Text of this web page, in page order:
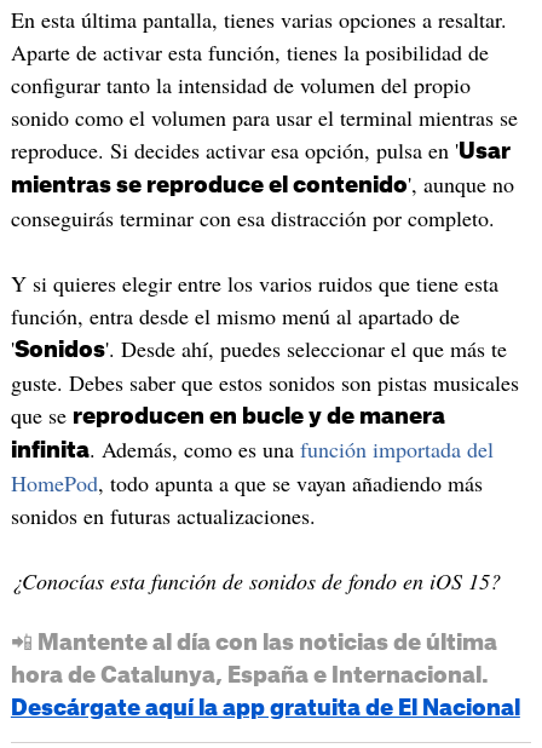
En esta última pantalla, tienes varias opciones a resaltar.
Aparte de activar esta función, tienes la posibilidad de
configurar tanto la intensidad de volumen del propio
sonido como el volumen para usar el terminal mientras se
reproduce. Si decides activar esa opción, pulsa en 'Usar
mientras se reproduce el contenido', aunque no
conseguirás terminar con esa distracción por completo.
Y si quieres elegir entre los varios ruidos que tiene esta
función, entra desde el mismo menú al apartado de
'Sonidos'. Desde ahí, puedes seleccionar el que más te
guste. Debes saber que estos sonidos son pistas musicales
que se reproducen en bucle y de manera
infinita. Además, como es una función importada del
HomePod, todo apunta a que se vayan añadiendo más
sonidos en futuras actualizaciones.
¿Conocías esta función de sonidos de fondo en iOS 15?
📲 Mantente al día con las noticias de última
hora de Catalunya, España e Internacional.
Descárgate aquí la app gratuita de El Nacional